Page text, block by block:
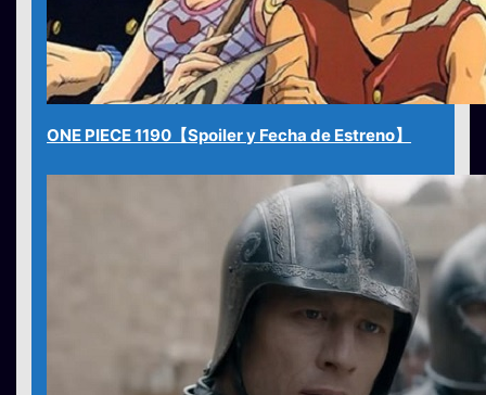
ONE PIECE 1190【Spoiler y Fecha de Estreno】